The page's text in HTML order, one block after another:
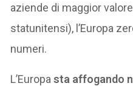
aziende di maggior
statunitensi), l’Europa
numeri.
L’Europasta affogando